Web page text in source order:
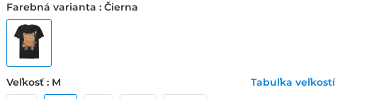
Farebná varianta : Čierna
Veľkosť : M Tabuľka veľkostí